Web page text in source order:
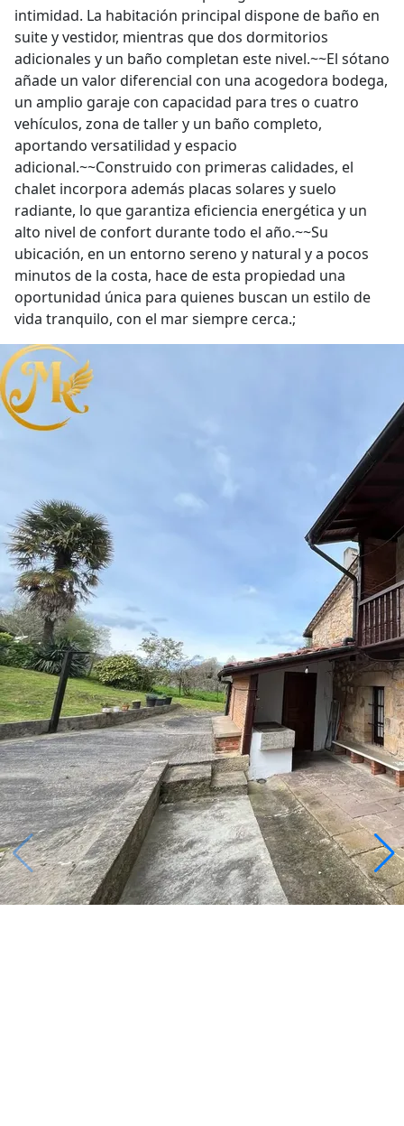
intimidad. La habitación principal dispone de baño en
suite y vestidor, mientras que dos dormitorios
adicionales y un baño completan este nivel.~~El sótano
añade un valor diferencial con una acogedora bodega,
un amplio garaje con capacidad para tres o cuatro
vehículos, zona de taller y un baño completo,
aportando versatilidad y espacio
adicional.~~Construido con primeras calidades, el
chalet incorpora además placas solares y suelo
radiante, lo que garantiza eficiencia energética y un
alto nivel de confort durante todo el año.~~Su
ubicación, en un entorno sereno y natural y a pocos
minutos de la costa, hace de esta propiedad una
oportunidad única para quienes buscan un estilo de
vida tranquilo, con el mar siempre cerca.;